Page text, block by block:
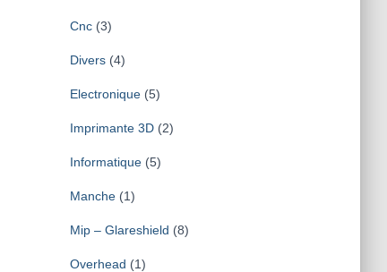
Cnc(3)
Divers(4)
Electronique(5)
Imprimante 3D(2)
Informatique(5)
Manche(1)
Mip – Glareshield (8)
Overhead (1)